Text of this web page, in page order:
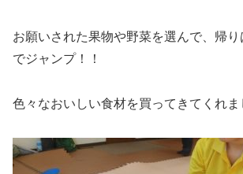
お願いされた果物や野菜を選んで、帰
でジャンプ！！
色々なおいしい食材を買ってきてくれま